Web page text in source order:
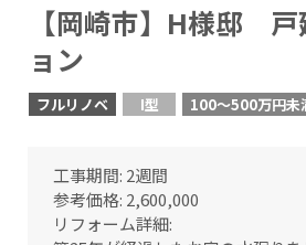
【岡崎市】H様邸
ョン
フルリノベ I型 100〜500万円未
工事期間: 2週間
参考価格: 2,600,000
リフォーム詳細: